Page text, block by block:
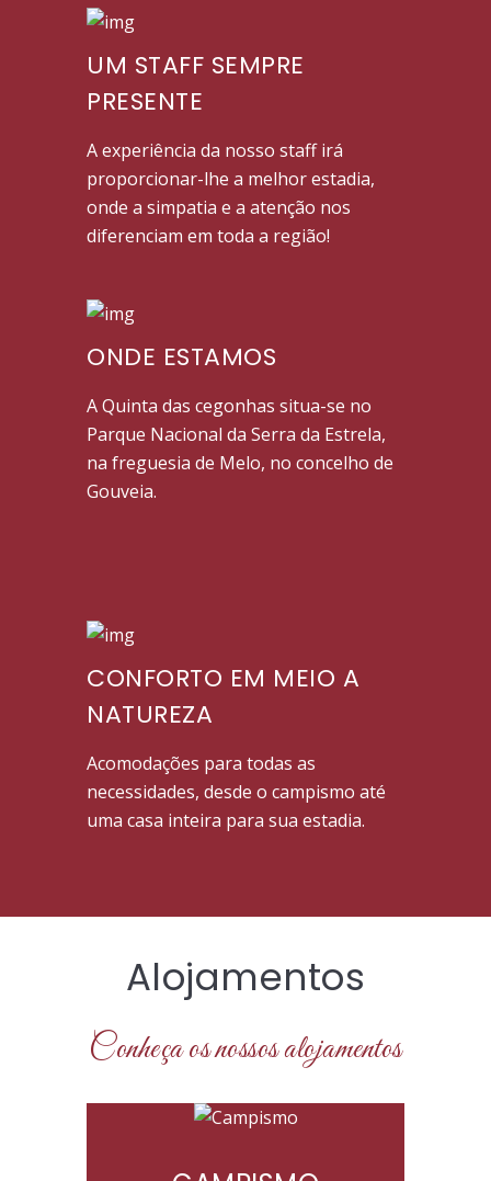
UM STAFF SEMPRE
PRESENTE
A experiência da nosso staff irá
proporcionar-lhe a melhor estadia,
onde a simpatia e a atenção nos
diferenciam em toda a região!
ONDE ESTAMOS
A Quinta das cegonhas situa-se no
Parque Nacional da Serra da Estrela,
na freguesia de Melo, no concelho de
Gouveia.
CONFORTO EM MEIO A
NATUREZA
Acomodações para todas as
necessidades, desde o campismo até
uma casa inteira para sua estadia.
Alojamentos
Conheça os nossos alojamentos